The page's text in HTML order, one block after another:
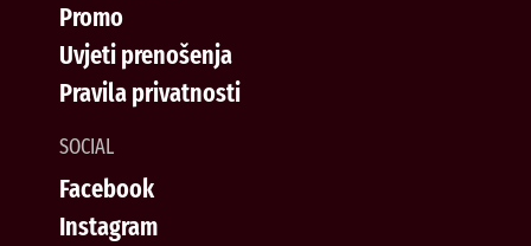
Promo
Uvjeti prenošenja
Pravila privatnosti
SOCIAL
Facebook
Instagram